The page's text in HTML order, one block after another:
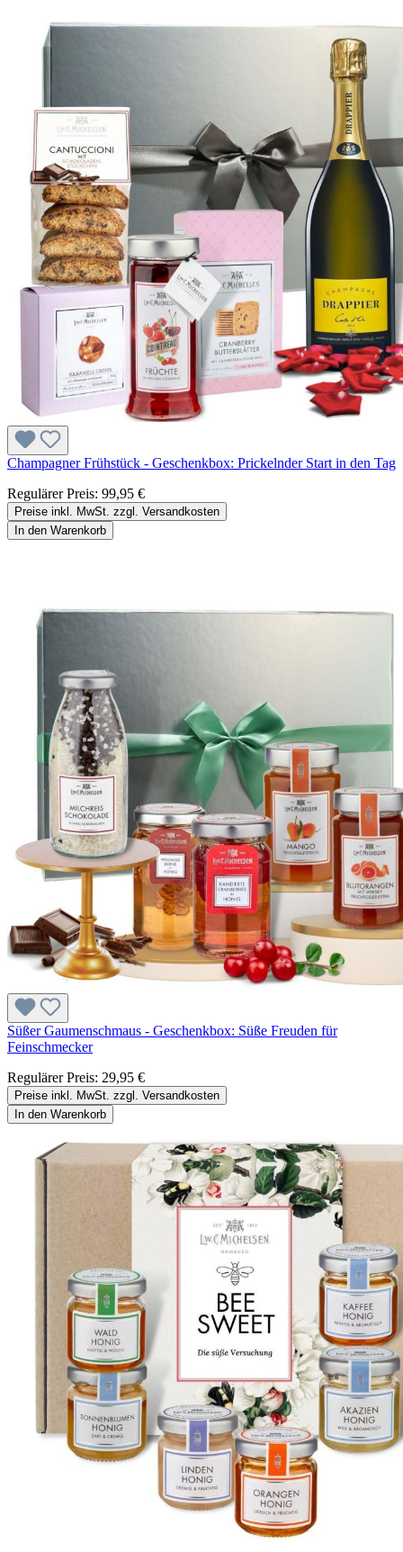
Champagner Frühstück - Geschenkbox: Prickelnder Start in den Tag
Regulärer Preis: 99,95 €
Preise inkl. MwSt. zzgl. Versandkosten
In den Warenkorb
Süßer Gaumenschmaus - Geschenkbox: Süße Freuden für
Feinschmecker
Regulärer Preis: 29,95 €
Preise inkl. MwSt. zzgl. Versandkosten
In den Warenkorb